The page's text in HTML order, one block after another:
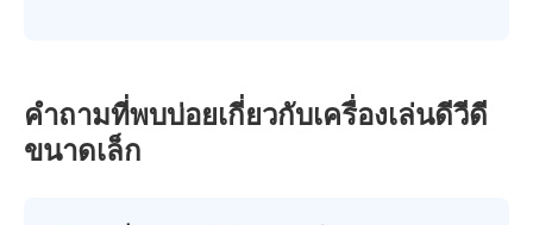
คำถามที่พบบ่อยเกี่ยวกับเครื่องเล่นดีวีดี
ขนาดเล็ก